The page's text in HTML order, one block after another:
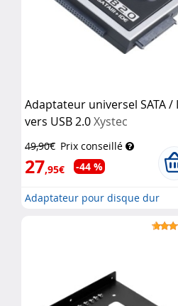
Adaptateur universel SATA /
vers USB 2.0Xystec
49,90€ Prix conseillé
27,95€ -44 %
Adaptateur pour disque dur